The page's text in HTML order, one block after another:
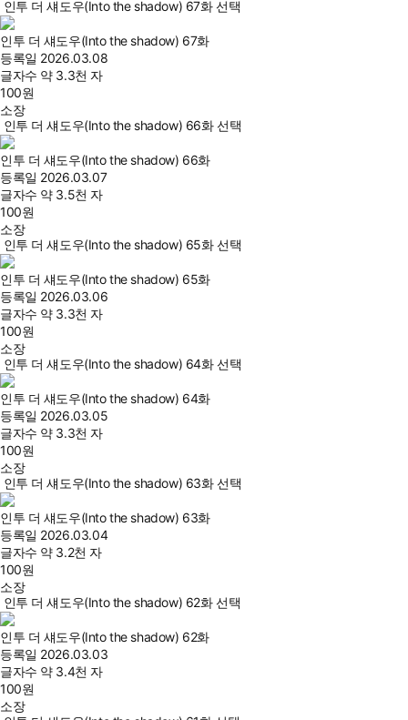
인투 더 섀도우(Into the shadow) 67화 선택
인투 더 섀도우(Into the shadow) 67화
등록일 2026.03.08
글자수 약 3.3천 자
100원
소장
인투 더 섀도우(Into the shadow) 66화 선택
인투 더 섀도우(Into the shadow) 66화
등록일 2026.03.07
글자수 약 3.5천 자
100원
소장
인투 더 섀도우(Into the shadow) 65화 선택
인투 더 섀도우(Into the shadow) 65화
등록일 2026.03.06
글자수 약 3.3천 자
100원
소장
인투 더 섀도우(Into the shadow) 64화 선택
인투 더 섀도우(Into the shadow) 64화
등록일 2026.03.05
글자수 약 3.3천 자
100원
소장
인투 더 섀도우(Into the shadow) 63화 선택
인투 더 섀도우(Into the shadow) 63화
등록일 2026.03.04
글자수 약 3.2천 자
100원
소장
인투 더 섀도우(Into the shadow) 62화 선택
인투 더 섀도우(Into the shadow) 62화
등록일 2026.03.03
글자수 약 3.4천 자
100원
소장